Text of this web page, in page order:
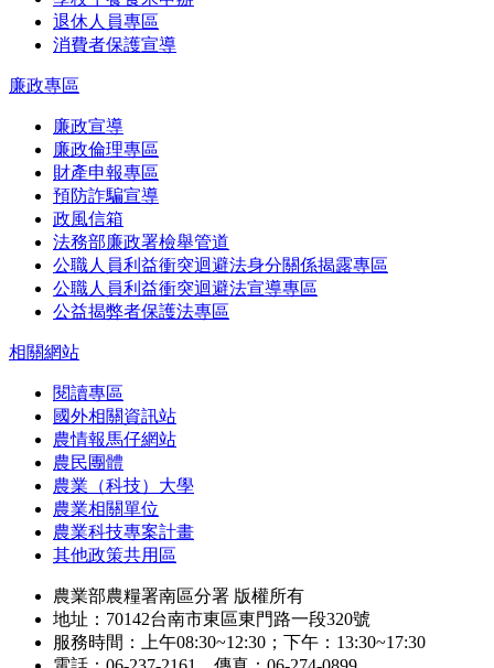
退休人員專區
消費者保護宣導
廉政專區
廉政宣導
廉政倫理專區
財產申報專區
預防詐騙宣導
政風信箱
法務部廉政署檢舉管道
公職人員利益衝突迴避法身分關係揭露專區
公職人員利益衝突迴避法宣導專區
公益揭弊者保護法專區
相關網站
閱讀專區
國外相關資訊站
農情報馬仔網站
農民團體
農業（科技）大學
農業相關單位
農業科技專案計畫
其他政策共用區
農業部農糧署南區分署 版權所有
地址：70142台南市東區東門路一段320號
服務時間：上午08:30~12:30；下午：13:30~17:30